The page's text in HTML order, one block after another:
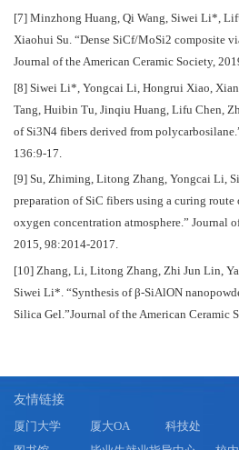
[7] Minzhong Huang, Qi Wang, Siwei Li*,
Xiaohui Su. “Dense SiCf/MoSi2 composite
Journal of the American Ceramic Society,
[8] Siwei Li*, Yongcai Li, Hongrui Xiao,
Tang, Huibin Tu, Jinqiu Huang, Lifu Chen,
of Si3N4 fibers derived from
136:9-17.
[9] Su, Zhiming, Litong Zhang, Yongcai Li,
preparation of SiC fibers using a curing
oxygen concentration atmosphere.” Journal
2015, 98:2014-2017.
[10] Zhang, Li, Litong Zhang, Zhi Jun Lin,
Siwei Li*. “Synthesis of β‐SiAlON
Silica Gel.”Journal of the American Ceramic
友情链接
厦门大学 厦大OA 科技处